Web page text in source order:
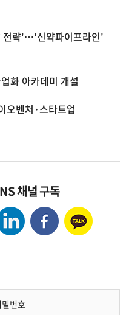
전략'…'신약파이프라인'
화 아카데미 개설
벤처·스타트업
채널 구독